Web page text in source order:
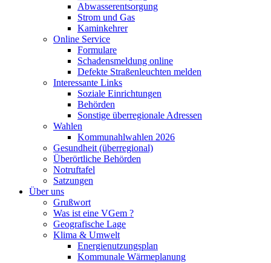
Abwasserentsorgung
Strom und Gas
Kaminkehrer
Online Service
Formulare
Schadensmeldung online
Defekte Straßenleuchten melden
Interessante Links
Soziale Einrichtungen
Behörden
Sonstige überregionale Adressen
Wahlen
Kommunahlwahlen 2026
Gesundheit (überregional)
Überörtliche Behörden
Notruftafel
Satzungen
Über uns
Grußwort
Was ist eine VGem ?
Geografische Lage
Klima & Umwelt
Energienutzungsplan
Kommunale Wärmeplanung